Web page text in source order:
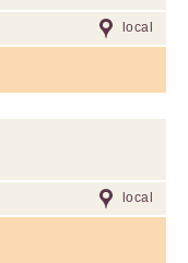
local
local